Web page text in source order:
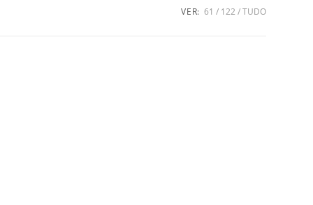
VER: 61 122 TUDO